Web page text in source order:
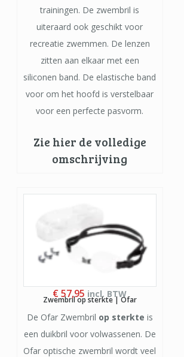
trainingen. De zwembril is
uiteraard ook geschikt voor
recreatie zwemmen. De lenzen
zitten aan elkaar met een
siliconen band. De elastische band
voor om het hoofd is verstelbaar
voor een perfecte pasvorm.
Zie hier de volledige
omschrijving
Zwembril op sterkte | Ofar
€57,95 incl. BTW
De Ofar Zwembril op sterkte is
een duikbril voor volwassenen. De
Ofar optische zwembril wordt veel